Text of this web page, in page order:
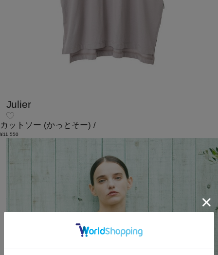
Julier
カットソー (かっとそー) /
¥11,550